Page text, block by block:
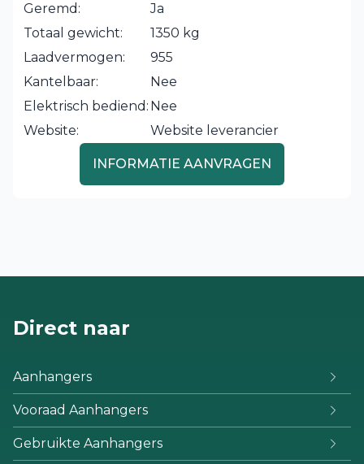
Geremd:
Ja
Totaal gewicht:
1350 kg
Laadvermogen:
955
Kantelbaar:
Nee
Elektrisch bediend: Nee
Website:
Website leverancier
INFORMATIE AANVRAGEN
Direct naar
Aanhangers
Vooraad Aanhangers
Gebruikte Aanhangers